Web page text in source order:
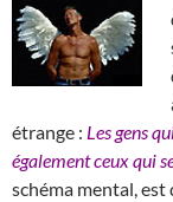
étrange : Les gens
également ceux qui
schéma mental, est